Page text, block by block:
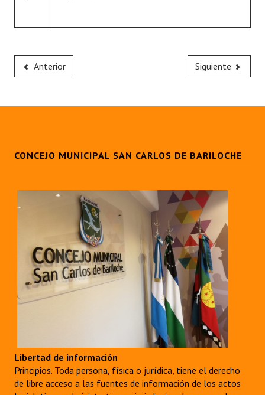
Anterior Siguiente
CONCEJO MUNICIPAL SAN CARLOS DE BARILOCHE
Libertad de información
Principios. Toda persona, física o jurídica, tiene el derecho
de libre acceso a las fuentes de información de los actos